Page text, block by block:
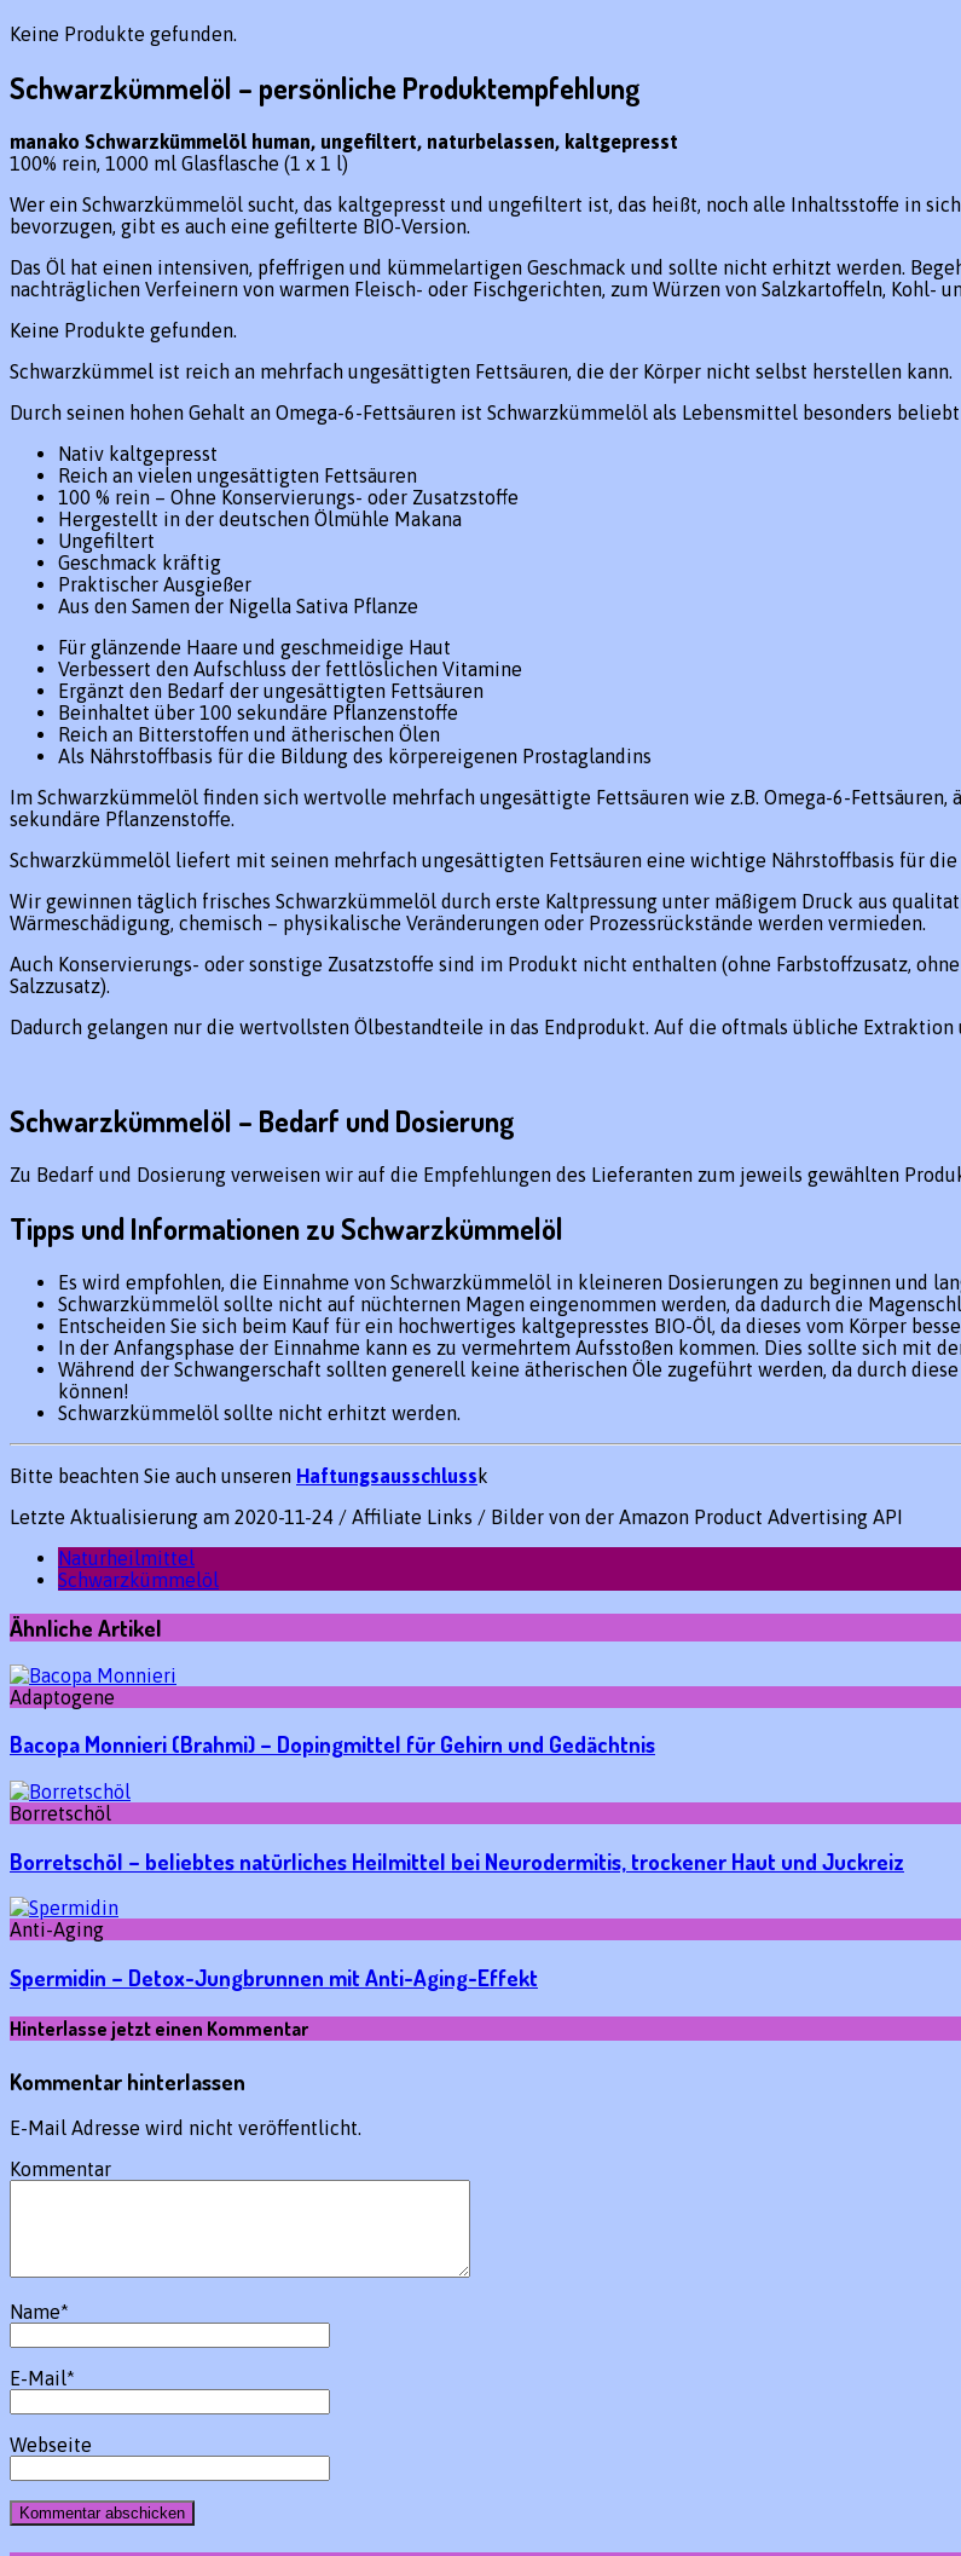
Keine Produkte gefunden.
Schwarzkümmelöl – persönliche Produktempfehlung
manako Schwarzkümmelöl human, ungefiltert, naturbelassen, kaltgepresst
100% rein, 1000 ml Glasflasche (1 x 1 l)
Wer ein Schwarzkümmelöl sucht, das kaltgepresst und ungefiltert ist, das heißt, noch alle Inhaltsstoffe in
bevorzugen, gibt es auch eine gefilterte BIO-Version.
Das Öl hat einen intensiven, pfeffrigen und kümmelartigen Geschmack und sollte nicht erhitzt werden.
nachträglichen Verfeinern von warmen Fleisch- oder Fischgerichten, zum Würzen von Salzkartoffeln, Kohl-
Keine Produkte gefunden.
Schwarzkümmel ist reich an mehrfach ungesättigten Fettsäuren, die der Körper nicht selbst herstellen kann.
Durch seinen hohen Gehalt an Omega-6-Fettsäuren ist Schwarzkümmelöl als Lebensmittel besonders
Nativ kaltgepresst
Reich an vielen ungesättigten Fettsäuren
100 % rein – Ohne Konservierungs- oder Zusatzstoffe
Hergestellt in der deutschen Ölmühle Makana
Ungefiltert
Geschmack kräftig
Praktischer Ausgießer
Aus den Samen der Nigella Sativa Pflanze
Für glänzende Haare und geschmeidige Haut
Verbessert den Aufschluss der fettlöslichen Vitamine
Ergänzt den Bedarf der ungesättigten Fettsäuren
Beinhaltet über 100 sekundäre Pflanzenstoffe
Reich an Bitterstoffen und ätherischen Ölen
Als Nährstoffbasis für die Bildung des körpereigenen Prostaglandins
Im Schwarzkümmelöl finden sich wertvolle mehrfach ungesättigte Fettsäuren wie z.B. Omega-6-
sekundäre Pflanzenstoffe.
Schwarzkümmelöl liefert mit seinen mehrfach ungesättigten Fettsäuren eine wichtige Nährstoffbasis für die
Wir gewinnen täglich frisches Schwarzkümmelöl durch erste Kaltpressung unter mäßigem Druck aus
Wärmeschädigung, chemisch – physikalische Veränderungen oder Prozessrückstände werden vermieden.
Auch Konservierungs- oder sonstige Zusatzstoffe sind im Produkt nicht enthalten (ohne Farbstoffzusatz,
Salzzusatz).
Dadurch gelangen nur die wertvollsten Ölbestandteile in das Endprodukt. Auf die oftmals übliche
Schwarzkümmelöl – Bedarf und Dosierung
Zu Bedarf und Dosierung verweisen wir auf die Empfehlungen des Lieferanten zum jeweils gewählten
Tipps und Informationen zu Schwarzkümmelöl
Es wird empfohlen, die Einnahme von Schwarzkümmelöl in kleineren Dosierungen zu beginnen und
Schwarzkümmelöl sollte nicht auf nüchternen Magen eingenommen werden, da dadurch die
Entscheiden Sie sich beim Kauf für ein hochwertiges kaltgepresstes BIO-Öl, da dieses vom Körper
In der Anfangsphase der Einnahme kann es zu vermehrtem Aufsstoßen kommen. Dies sollte sich mit
Während der Schwangerschaft sollten generell keine ätherischen Öle zugeführt werden, da durch
können!
Schwarzkümmelöl sollte nicht erhitzt werden.
Bitte beachten Sie auch unseren Haftungsausschluss k
Letzte Aktualisierung am 2020-11-24 / Affiliate Links / Bilder von der Amazon Product Advertising API
Naturheilmittel
Schwarzkümmelöl
Ähnliche Artikel
Adaptogene
Bacopa Monnieri (Brahmi) – Dopingmittel für Gehirn und Gedächtnis
Borretschöl
Borretschöl – beliebtes natürliches Heilmittel bei Neurodermitis, trockener Haut und Juckreiz
Anti-Aging
Spermidin – Detox-Jungbrunnen mit Anti-Aging-Effekt
Hinterlasse jetzt einen Kommentar
Kommentar hinterlassen
E-Mail Adresse wird nicht veröffentlicht.
Kommentar
Name*
E-Mail*
Webseite